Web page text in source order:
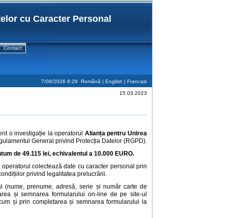
cu Caracter Personal
Contact
7/08/2026 8:29 Română | English | Francais
15.03.2023
o investigație la operatorul Alianța pentru Unirea
General privind Protecția Datelor (RGPD).
de 49.115 lei, echivalentul a 10.000 EURO.
colectează date cu caracter personal prin
privind legalitatea prelucrării.
(nume, prenume, adresă, serie și număr carte de
și semnarea formularului on-line de pe site-ul
și prin completarea și semnarea formularului la